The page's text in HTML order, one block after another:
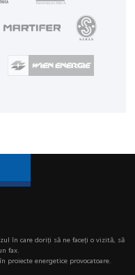
în care doriți să ne faceți o vizită, să
fax.
proiecte energetice provocatoare.